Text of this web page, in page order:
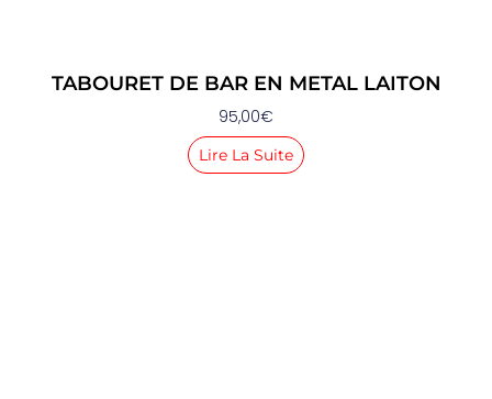
TABOURET DE BAR EN METAL LAITON
95,00€
Lire La Suite